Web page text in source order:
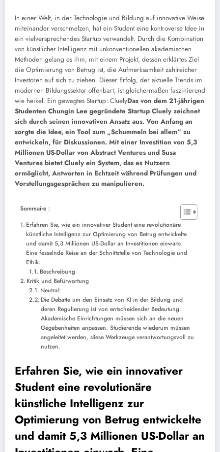
In einer Welt, in der Technologie und Bildung auf innovative Weise
miteinander verschmelzen, hat ein Student eine kontroverse Idee in
ein vielversprechendes Startup verwandelt. Durch die Kombination
von künstlicher Intelligenz mit unkonventionellen akademischen
Methoden gelang es ihm, mit einem Projekt, dessen erklärtes Ziel
die Optimierung von Betrug ist, die Aufmerksamkeit zahlreicher
Investoren auf sich zu ziehen. Dieser Erfolg, der aktuelle Trends im
modernen Bildungssektor offenbart, ist gleichermaßen faszinierend
wie heikel. Ein gewagtes Startup: CluelyDas von dem 21-jährigen
Studenten Chungin Lee gegründete Startup Cluely zeichnet
sich durch seinen innovativen Ansatz aus. Von Anfang an
sorgte die Idee, ein Tool zum „Schummeln bei allem“ zu
entwickeln, für Diskussionen. Mit einer Investition von 5,3
Millionen US-Dollar von Abstract Ventures und Susa
Ventures bietet Cluely ein System, das es Nutzern
ermöglicht, Antworten in Echtzeit während Prüfungen und
Vorstellungsgesprächen zu manipulieren.
Sommaire :
Erfahren Sie, wie ein innovativer Student eine revolutionäre
künstliche Intelligenz zur Optimierung von Betrug entwickelte
und damit 5,3 Millionen US-Dollar an Investitionen einwarb.
Eine fesselnde Reise an der Schnittstelle von Technologie und
Ethik.
Beschreibung
Kritik und Befürwortung
Neutral:
Die Debatte um den Einsatz von KI in der Bildung und
deren Regulierung ist von entscheidender Bedeutung.
Akademische Einrichtungen müssen sich an die neuen
Gegebenheiten anpassen. Studierende wiederum müssen
angeleitet werden, diese Werkzeuge verantwortungsvoll zu
nutzen.
Erfahren Sie, wie ein innovativer
Student eine revolutionäre
künstliche Intelligenz zur
Optimierung von Betrug entwickelte
und damit 5,3 Millionen US-Dollar an